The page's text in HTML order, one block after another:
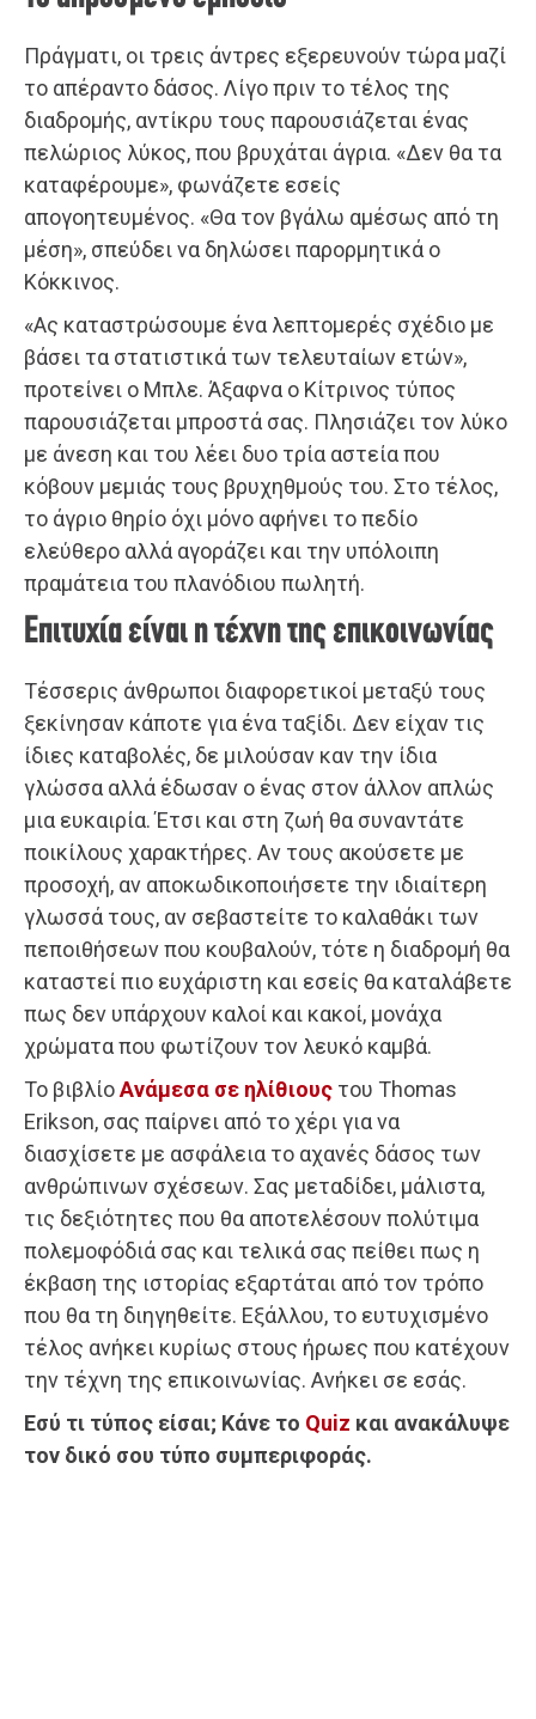
Πράγματι, οι τρεις άντρες εξερευνούν τώρα μαζί
το απέραντο δάσος. Λίγο πριν το τέλος της
διαδρομής, αντίκρυ τους παρουσιάζεται ένας
πελώριος λύκος, που βρυχάται άγρια. «Δεν θα τα
καταφέρουμε», φωνάζετε εσείς
απογοητευμένος. «Θα τον βγάλω αμέσως από τη
μέση», σπεύδει να δηλώσει παρορμητικά ο
Κόκκινος.
«Ας καταστρώσουμε ένα λεπτομερές σχέδιο με
βάσει τα στατιστικά των τελευταίων ετών»,
προτείνει ο Μπλε. Άξαφνα ο Κίτρινος τύπος
παρουσιάζεται μπροστά σας. Πλησιάζει τον λύκο
με άνεση και του λέει δυο τρία αστεία που
κόβουν μεμιάς τους βρυχηθμούς του. Στο τέλος,
το άγριο θηρίο όχι μόνο αφήνει το πεδίο
ελεύθερο αλλά αγοράζει και την υπόλοιπη
πραμάτεια του πλανόδιου πωλητή.
Επιτυχία είναι η τέχνη της επικοινωνίας
Τέσσερις άνθρωποι διαφορετικοί μεταξύ τους
ξεκίνησαν κάποτε για ένα ταξίδι. Δεν είχαν τις
ίδιες καταβολές, δε μιλούσαν καν την ίδια
γλώσσα αλλά έδωσαν ο ένας στον άλλον απλώς
μια ευκαιρία. Έτσι και στη ζωή θα συναντάτε
ποικίλους χαρακτήρες. Αν τους ακούσετε με
προσοχή, αν αποκωδικοποιήσετε την ιδιαίτερη
γλωσσά τους, αν σεβαστείτε το καλαθάκι των
πεποιθήσεων που κουβαλούν, τότε η διαδρομή θα
καταστεί πιο ευχάριστη και εσείς θα καταλάβετε
πως δεν υπάρχουν καλοί και κακοί, μονάχα
χρώματα που φωτίζουν τον λευκό καμβά.
Το βιβλίοΑνάμεσα σε ηλίθιους του Thomas
Erikson, σας παίρνει από το χέρι για να
διασχίσετε με ασφάλεια το αχανές δάσος των
ανθρώπινων σχέσεων. Σας μεταδίδει, μάλιστα,
τις δεξιότητες που θα αποτελέσουν πολύτιμα
πολεμοφόδιά σας και τελικά σας πείθει πως η
έκβαση της ιστορίας εξαρτάται από τον τρόπο
που θα τη διηγηθείτε. Εξάλλου, το ευτυχισμένο
τέλος ανήκει κυρίως στους ήρωες που κατέχουν
την τέχνη της επικοινωνίας. Ανήκει σε εσάς.
Εσύ τι τύπος είσαι; Κάνε το Quiz και ανακάλυψε
τον δικό σου τύπο συμπεριφοράς.